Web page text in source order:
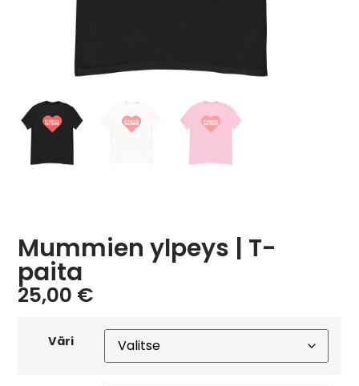
Mummien ylpeys | T-
paita
25,00 €
Väri